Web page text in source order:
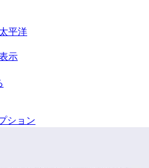
平洋
示
ション